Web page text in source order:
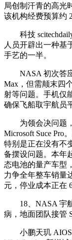
局创制汗青的高光
该机构经费预算约
科技 scitechdaily
人员开辟出一种基
手艺的一半。
NASA 初次答应
Max，但需颠末四
射等问题。手机仅
确保飞船取宇航员
为领会决问题，
Microsoft Suce Pro
特别是正在没有不
备摆设问题。本年
态电池的量产车型
力争全年整车销量
元，停业成本正在
18、NASA 宇航
病，地面团队接管
小鹏天玑 AIOS